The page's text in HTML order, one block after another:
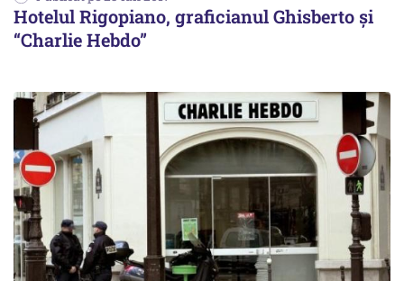
Hotelul Rigopiano, graficianul Ghisberto şi
“Charlie Hebdo”